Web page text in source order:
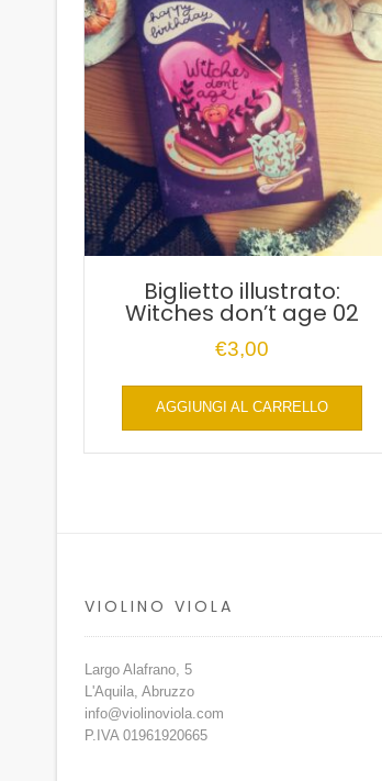
Biglietto illustrato:
Witches don’t age 02
€3,00
AGGIUNGI AL CARRELLO
VIOLINO VIOLA
Largo Alafrano, 5
L'Aquila, Abruzzo
info@violinoviola.com
P.IVA 01961920665